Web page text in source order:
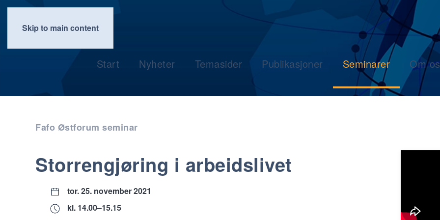
Skip to main content
Start Nyheter Temasider Publikasjoner Seminarer Om
Fafo Østforum seminar
Storrengjøring i arbeidslivet
tor. 25. november 2021
kl. 14.00–15.15